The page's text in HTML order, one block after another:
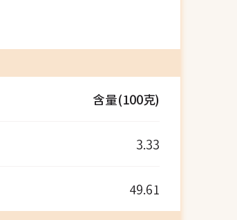
含量(100克)
3.33
49.61